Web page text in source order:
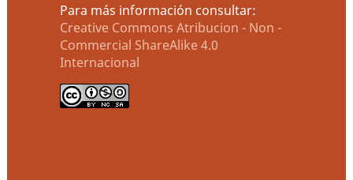
Para más información consultar:
Creative Commons Atribucion - Non -
Commercial ShareAlike 4.0
Internacional